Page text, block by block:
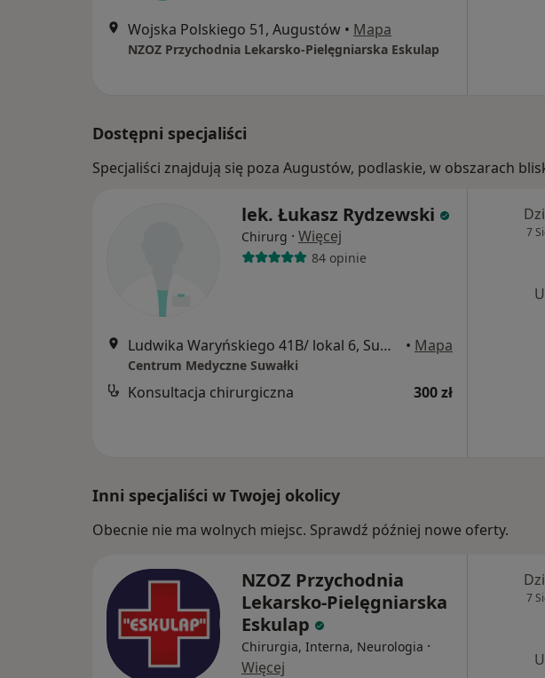
Wojska Polskiego 51, Augustów • Mapa
NZOZ Przychodnia Lekarsko-Pielęgniarska Eskulap
Dostępni specjaliści
Specjaliści znajdują się poza Augustów, podlaskie, w obszarach
lek. Łukasz Rydzewski
Chirurg · Więcej
84 opinie
Ludwika Waryńskiego 41B/ lokal 6, Suwałki • Mapa
Centrum Medyczne Suwałki
Konsultacja chirurgiczna 300 zł
7
Inni specjaliści w Twojej okolicy
Obecnie nie ma wolnych miejsc. Sprawdź później nowe oferty.
NZOZ Przychodnia
Lekarsko-Pielęgniarska
Eskulap
Chirurgia, Interna, Neurologia ·
Więcej
7